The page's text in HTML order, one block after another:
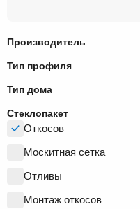
Производитель
Тип профиля
Тип дома
Стеклопакет
Откосов
Москитная сетка
Отливы
Монтаж откосов